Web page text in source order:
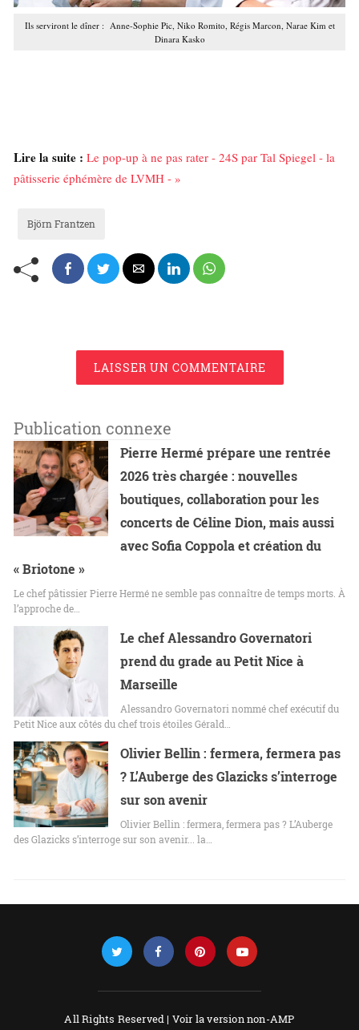
Ils serviront le dîner : Anne-Sophie Pic, Niko Romito, Régis Marcon, Narae Kim et
Dinara Kasko
Lire la suite : Le pop-up à ne pas rater - 24S par Tal Spiegel - la
pâtisserie éphémère de LVMH - »
Björn Frantzen
LAISSER UN COMMENTAIRE
Publication connexe
Pierre Hermé prépare une rentrée
2026 très chargée : nouvelles
boutiques, collaboration pour les
concerts de Céline Dion, mais aussi
avec Sofia Coppola et création du
« Briotone »
Le chef pâtissier Pierre Hermé ne semble pas connaître de temps morts. À
l’approche de…
Le chef Alessandro Governatori
prend du grade au Petit Nice à
Marseille
Alessandro Governatori nommé chef exécutif du
Petit Nice aux côtés du chef trois étoiles Gérald…
Olivier Bellin : fermera, fermera pas
? L’Auberge des Glazicks s’interroge
sur son avenir
Olivier Bellin : fermera, fermera pas ? L’Auberge
des Glazicks s’interroge sur son avenir... la…
All Rights Reserved | Voir la version non-AMP